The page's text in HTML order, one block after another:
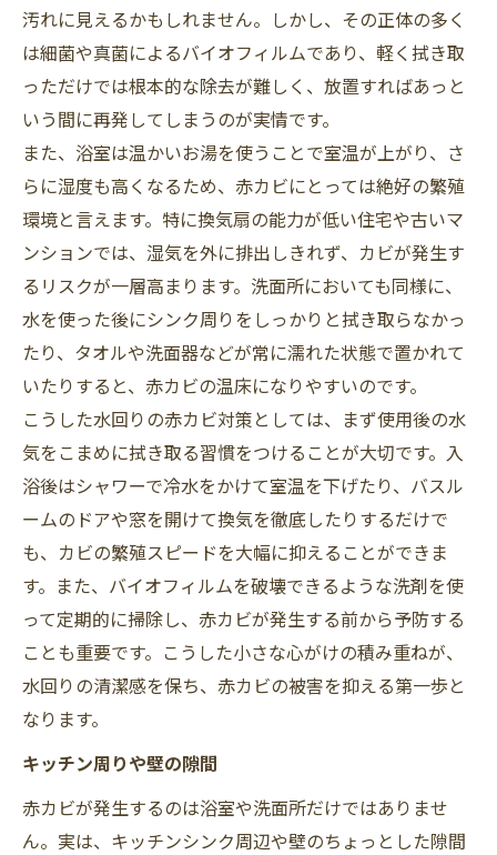
汚れに見えるかもしれません。しかし、その正体の多く
は細菌や真菌によるバイオフィルムであり、軽く拭き取
っただけでは根本的な除去が難しく、放置すればあっと
いう間に再発してしまうのが実情です。
また、浴室は温かいお湯を使うことで室温が上がり、さ
らに湿度も高くなるため、赤カビにとっては絶好の繁殖
環境と言えます。特に換気扇の能力が低い住宅や古いマ
ンションでは、湿気を外に排出しきれず、カビが発生す
るリスクが一層高まります。洗面所においても同様に、
水を使った後にシンク周りをしっかりと拭き取らなかっ
たり、タオルや洗面器などが常に濡れた状態で置かれて
いたりすると、赤カビの温床になりやすいのです。
こうした水回りの赤カビ対策としては、まず使用後の水
気をこまめに拭き取る習慣をつけることが大切です。入
浴後はシャワーで冷水をかけて室温を下げたり、バスル
ームのドアや窓を開けて換気を徹底したりするだけで
も、カビの繁殖スピードを大幅に抑えることができま
す。また、バイオフィルムを破壊できるような洗剤を使
って定期的に掃除し、赤カビが発生する前から予防する
ことも重要です。こうした小さな心がけの積み重ねが、
水回りの清潔感を保ち、赤カビの被害を抑える第一歩と
なります。
キッチン周りや壁の隙間
赤カビが発生するのは浴室や洗面所だけではありませ
ん。実は、キッチンシンク周辺や壁のちょっとした隙間